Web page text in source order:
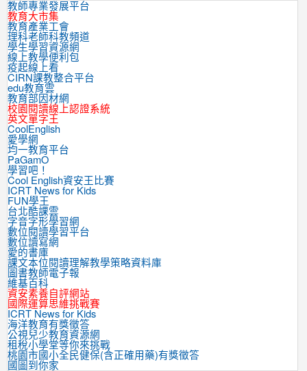
教師專業發展平台
教育大市集
教育產業工會
理科老師科教頻道
學生學習資源網
線上教學便利包
疫起線上看
CIRN課教整合平台
edu教育雲
教育部因材網
校園閱讀線上認證系統
英文單字王
CoolEnglish
愛學網
均一教育平台
PaGamO
學習吧！
Cool English資安王比賽
ICRT News for Kids
FUN學王
台北酷課雲
字音字形學習網
數位閱讀學習平台
數位讀寫網
愛的書庫
課文本位閱讀理解教學策略資料庫
圖書教師電子報
維基百科
資安素養自評網站
國際運算思維挑戰賽
ICRT News for Kids
海洋教育有獎徵答
公視兒少教育資源網
租稅小學堂等你來挑戰
桃園市國小全民健保(含正確用藥)有獎徵答
國圖到你家